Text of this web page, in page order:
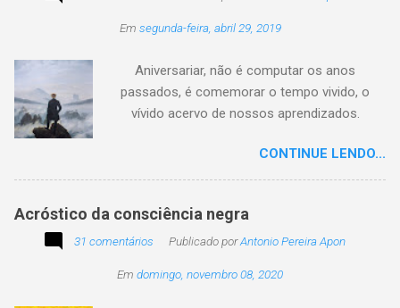
creditado a outros nomes, ajude-nos a
compartilhando o crédito correto.
Em segunda-feira, abril 29, 2019
Aniversariar, não é computar os anos
passados, é comemorar o tempo vivido, o
vívido acervo de nossos aprendizados.
existir. Há quem simplesmente assista o tempo
e a vida passarem. Mas, há também quem
apenas passe alheio a tudo, tem quem aprenda
com o passar... Eu tenho aprendido:
CONTINUE LENDO...
Acróstico da consciência negra
31 comentários Publicado porAntonio Pereira Apon
Em domingo, novembro 08, 2020